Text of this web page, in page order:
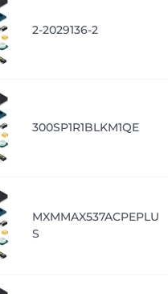
2-2029136-2
300SP1R1BLKM1QE
MXMMAX537ACPEPLU
S